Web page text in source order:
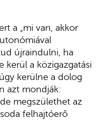
a „mi van, akkor
újraindulni, ha
kerül a közigazgatási
kerülne a dolog
azt mondják:
megszülethet az
felhajtóerő